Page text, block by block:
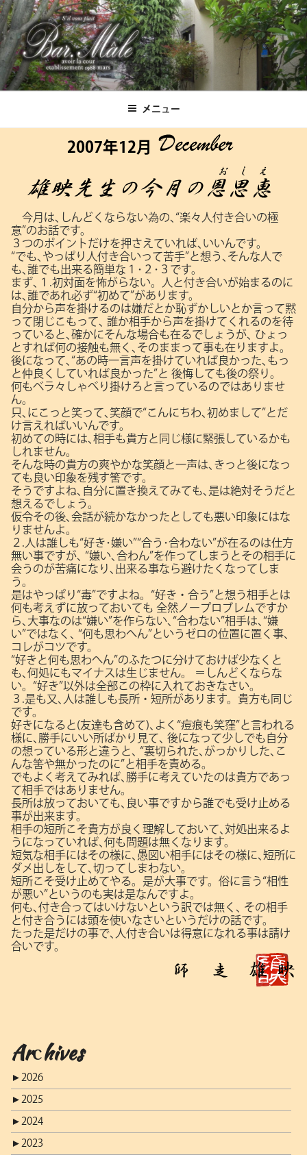
コ
ン
テ
ン
ツ
へBar.Male メニュー
2007年12月
今月は､しんどくならない為の､“楽々人付き合いの極
意”のお話です。
３つのポイントだけを押さえていれば､いいんです。
“でも､やっぱり人付き合いって苦手”と想う､そんな人で
も､誰でも出来る簡単な１･２･３です。
まず､１.初対面を怖がらない。人と付き合いが始まるのに
は､誰であれ必ず“初めて”があります。
自分から声を掛けるのは嫌だとか恥ずかしいとか言って黙
って閉じこもって､
誰か相手から声を掛けてくれるのを待
っていると､確かにそんな場合も在るでしょうが､
ひょっ
とすれば何の接触も無く､そのままって事も在りますよ。
後になって､“あの時一言声を掛けていれば良かった､もっ
と仲良くしていれば良かった”と 後悔しても後の祭り。
何もベラ々しゃべり掛けろと言っているのではありませ
ん。
只､にこっと笑って､笑顔で“こんにちわ､初めまして”とだ
け言えればいいんです。
初めての時には､相手も貴方と同じ様に緊張しているかも
しれません。
そんな時の貴方の爽やかな笑顔と一声は､きっと後になっ
ても良い印象を残す筈です。
そうですよね､自分に置き換えてみても､是は絶対そうだと
想えるでしょう。
仮令その後､会話が続かなかったとしても悪い印象にはな
りませんよ。
２.人は誰しも“好き･嫌い”“合う･合わない”が在るのは仕方
無い事ですが､
“嫌い､合わん”を作ってしまうとその相手に
会うのが苦痛になり､出来る事なら避けたくなってしま
う。
是はやっぱり“毒”ですよね。“好き・合う”と想う相手とは
何も考えずに放っておいても 全然ノープロブレムですか
ら､大事なのは“嫌い”を作らない､“合わない”相手は､“嫌
い”ではなく､
“何も思わへん”というゼロの位置に置く事､
コレがコツです。
“好きと何も思わへん”のふたつに分けておけば少なくと
も､何処にもマイナスは生じません。
＝しんどくならな
い。“好き”以外は全部この枠に入れておきなさい。
３.是も又､人は誰しも長所・短所があります。貴方も同じ
です。
好きになると(友達も含めて)､よく“痘痕も笑窪”と言われる
様に､勝手にいい所ばかり見て､
後になって少しでも自分
の想っている形と違うと､
“裏切られた､がっかりした､こ
んな筈や無かったのに”と相手を責める。
でもよく考えてみれば､勝手に考えていたのは貴方であっ
て相手ではありません。
長所は放っておいても､良い事ですから誰でも受け止める
事が出来ます。
相手の短所こそ貴方が良く理解しておいて､対処出来るよ
うになっていれば､何も問題は無くなります。
短気な相手にはその様に､愚図い相手にはその様に､短所に
ダメ出しをして､切ってしまわない。
短所こそ受け止めてやる。是が大事です。俗に言う“相性
が悪い”というのも実は是なんですよ。
何も､付き合ってはいけないという訳では無く､
その相手
と付き合うには頭を使いなさいというだけの話です。
たった是だけの事で､人付き合いは得意になれる事は請け
合いです。
Archives
► 2026
► 2025
► 2024
► 2023